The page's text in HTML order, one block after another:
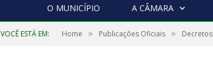
O MUNICÍPIO A CÂMARA
VOCÊ ESTÁ EM: Home » Publicações Oficiais » Decretos